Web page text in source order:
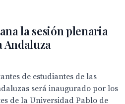
la sesión plenaria
Andaluza
de estudiantes de las
será inaugurado por los
de la Universidad Pablo de